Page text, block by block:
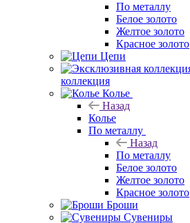
По металлу
Белое золото
Желтое золото
Красное золото
Цепи
коллекция
Колье
Назад
Колье
По металлу
Назад
По металлу
Белое золото
Желтое золото
Красное золото
Броши
Сувениры